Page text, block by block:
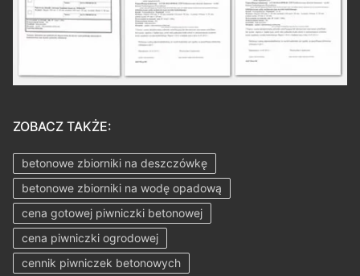
ZOBACZ TAKŻE:
betonowe zbiorniki na deszczówkę
betonowe zbiorniki na wodę opadową
cena gotowej piwniczki betonowej
cena piwniczki ogrodowej
cennik piwniczek betonowych